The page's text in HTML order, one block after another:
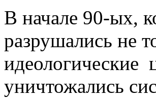
В начале 90-ых,
разрушались не
идеологические
уничтожались